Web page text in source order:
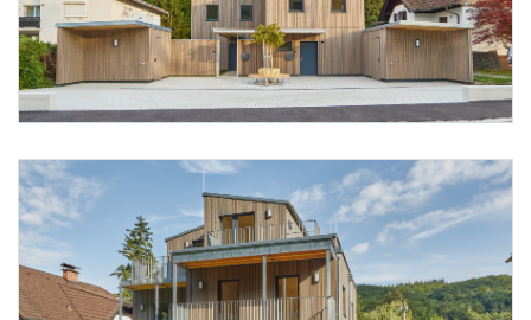
Foto 1: studiobaumann
Foto 2: studiobaumann